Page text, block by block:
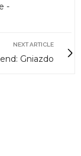
-
NEXT ARTICLE
Gniazdo